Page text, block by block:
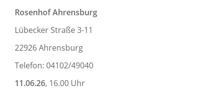
Rosenhof Ahrensburg
Lübecker Straße 3-11
22926 Ahrensburg
Telefon: 04102/49040
11.06.26, 16.00 Uhr